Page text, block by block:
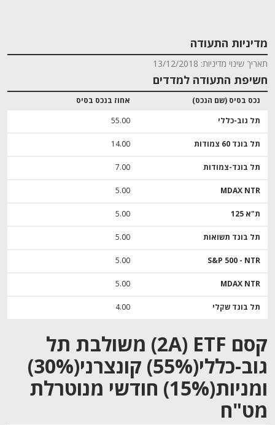
קסם 2A) ETF) משולבת תל
גוב-כללי(55%) קונצרני(30%)
ומניות(15%) חודשי מנוטרלת
מט"ח
מדיניות התעודה
תאריך שינוי מדיניות: 13/12/2018
חשיפת התעודה למדדים
נכס בסיס (שם הנכס) אחוז בנכס בסיס
תל גוב-כללי 55.00
תל בונד 60 צמודות 14.00
תל בונד-צמודות 7.00
MDAX NTR
5.00
ת"א 125 5.00
תל בונד תשואות 5.00
S&P 500 - NTR
5.00
MDAX NTR
5.00
תל בונד שקלי 4.00